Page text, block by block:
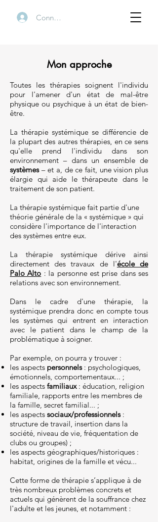
Connexion
Mon approche
Toutes les thérapies soignent l'individu
pour l'amener d'un état de mal-être
physique ou psychique à un état de bien-
être.
La thérapie systémique se différencie de
la plupart des autres thérapies, en ce sens
qu'elle prend l'individu dans son
environnement – dans un ensemble de
systèmes– et a, de ce fait, une vision plus
élargie qui aide le thérapeute dans le
traitement de son patient.
La thérapie systémique fait partie d'une
théorie générale de la « systémique » qui
considère l'importance de l'interaction
des systèmes entre eux.
La thérapie systémique dérive ainsi
directement des travaux de l'école de
Palo Alto : la personne est prise dans ses
relations avec son environnement.
Dans le cadre d'une thérapie, la
systémique prendra donc en compte tous
les systèmes qui entrent en interaction
avec le patient dans le champ de la
problématique à soigner.
Par exemple, on pourra y trouver :
les aspects personnels: psychologiques,
émotionnels, comportementaux... ;
les aspects familiaux: éducation, religion
familiale, rapports entre les membres de
la famille, secret familial... ;
les aspects sociaux/professionnels:
structure de travail, insertion dans la
société, niveau de vie, fréquentation de
clubs ou groupes) ;
les aspects géographiques/historiques :
habitat, origines de la famille et vécu...
Cette forme de thérapie s’applique à de
très nombreux problèmes concrets et
actuels qui génèrent de la souffrance chez
l'adulte et les jeunes, et notamment :